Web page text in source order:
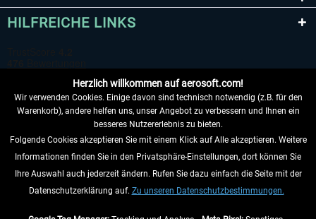
HILFREICHE LINKS
VERTRAG WIDERRUFEN
INFORMATIONEN
Herzlich willkommen auf aerosoft.com!
Wir verwenden Cookies. Einige davon sind technisch notwendig (z.B. für den
Warenkorb), andere helfen uns, unser Angebot zu verbessern und Ihnen ein
besseres Nutzererlebnis zu bieten.
Folgende Cookies akzeptieren Sie mit einem Klick auf Alle akzeptieren. Weitere
Informationen finden Sie in den Privatsphäre-Einstellungen, dort können Sie
Ihre Auswahl auch jederzeit ändern. Rufen Sie dazu einfach die Seite mit der
Datenschutzerklärung auf. Zu unseren Datenschutzbestimmungen.